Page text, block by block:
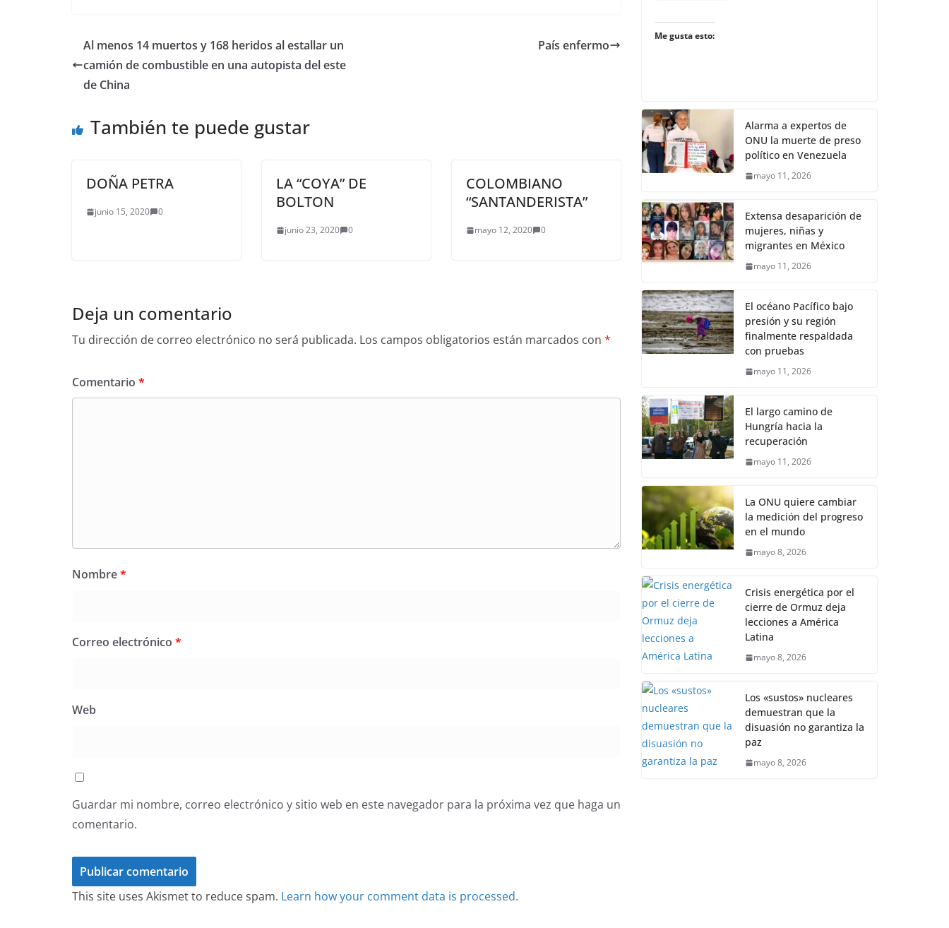
Al menos 14 muertos y 168 heridos al estallar un
camión de combustible en una autopista del este
de China
País enfermo
También te puede gustar
DOÑA PETRA
junio 15, 2020 0
LA “COYA” DE
BOLTON
junio 23, 2020 0
COLOMBIANO
“SANTANDERISTA”
mayo 12, 2020 0
Deja un comentario
Tu dirección de correo electrónico no será publicada. Los campos obligatorios están marcados con *
Comentario *
Nombre*
Correo electrónico *
Web
Guardar mi nombre, correo electrónico y sitio web en este navegador para la próxima vez que haga un
comentario.
This site uses Akismet to reduce spam. Learn how your comment data is processed.
Me gusta esto:
Alarma a expertos de
ONU la muerte de preso
político en Venezuela
mayo 11, 2026
Extensa desaparición de
mujeres, niñas y
migrantes en México
mayo 11, 2026
El océano Pacífico bajo
presión y su región
finalmente respaldada
con pruebas
mayo 11, 2026
El largo camino de
Hungría hacia la
recuperación
mayo 11, 2026
La ONU quiere cambiar
la medición del progreso
en el mundo
mayo 8, 2026
Crisis energética por el
cierre de Ormuz deja
lecciones a América
Latina
mayo 8, 2026
Los «sustos» nucleares
demuestran que la
disuasión no garantiza la
paz
mayo 8, 2026